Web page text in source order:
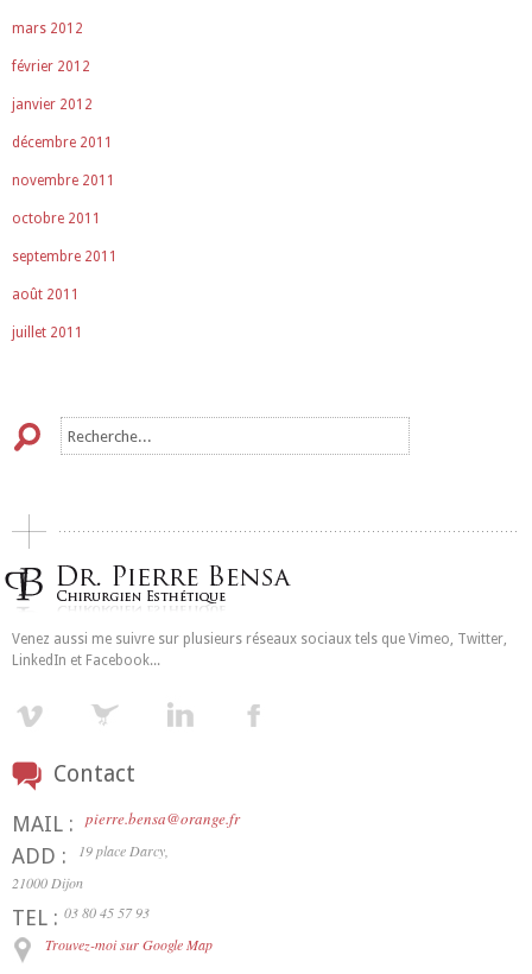
mars 2012
février 2012
janvier 2012
décembre 2011
novembre 2011
octobre 2011
septembre 2011
août 2011
juillet 2011
Venez aussi me suivre sur plusieurs réseaux sociaux tels que Vimeo, Twitter,
LinkedIn et Facebook...
Contact
MAIL :pierre.bensa@orange.fr
ADD :
19 place Darcy,
21000 Dijon
TEL : 03 80 45 57 93
Trouvez-moi sur Google Map